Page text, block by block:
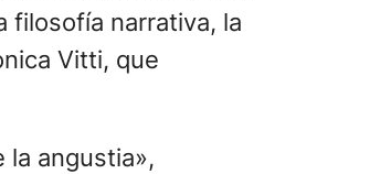
filosofía narrativa, la
Vitti, que
la angustia»,